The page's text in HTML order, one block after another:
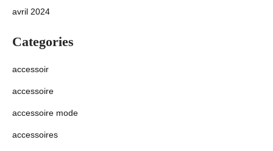
avril 2024
Categories
accessoir
accessoire
accessoire mode
accessoires